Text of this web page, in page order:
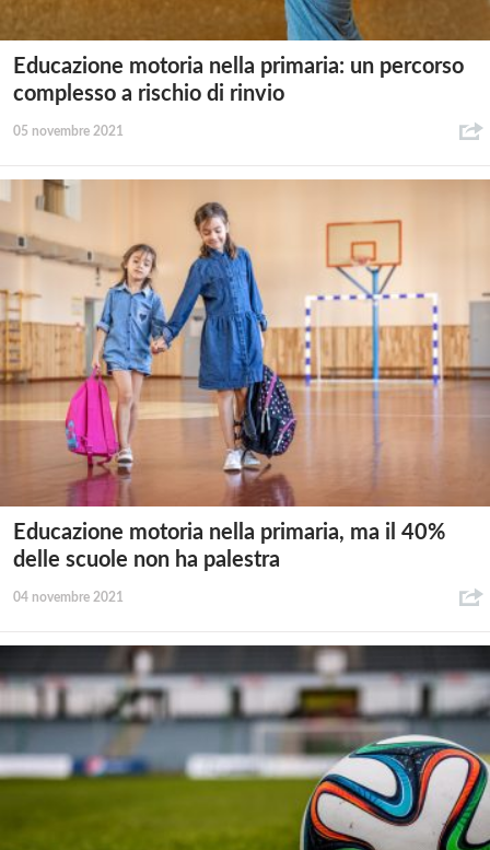
Educazione motoria nella primaria: un percorso
complesso a rischio di rinvio
05 novembre 2021
Educazione motoria nella primaria, ma il 40%
delle scuole non ha palestra
04 novembre 2021